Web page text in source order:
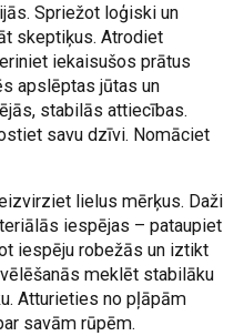
Spriežot loģiski un
skeptiķus. Atrodiet
iekaisušos prātus
apslēptas jūtas un
stabilās attiecības.
savu dzīvi. Nomāciet
lielus mērķus. Daži
iespējas – pataupiet
iespēju robežās un iztikt
meklēt stabilāku
Atturieties no pļāpām
savām rūpēm.